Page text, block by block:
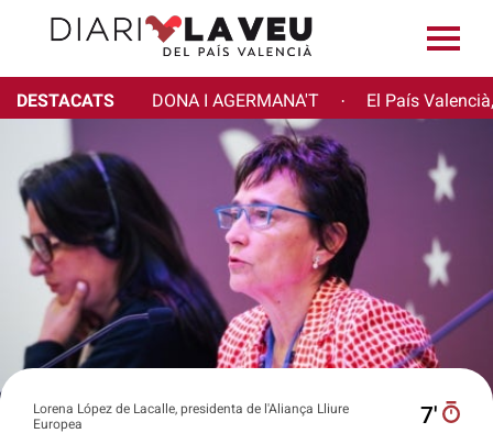
DESTACATS DONA I AGERMANA'T · El País
Lorena López de Lacalle, presidenta de l'Aliança Lliure
Europea
7′